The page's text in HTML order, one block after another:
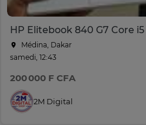
Médina, Dakar
samedi, 12:43
200 000 F CFA
2M Digital